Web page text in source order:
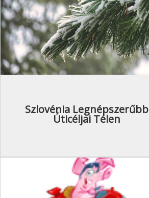
Szlovénia Legnépszerűbb
Úticéljai Télen